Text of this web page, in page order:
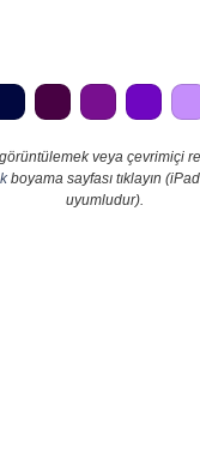
görüntülemek veya çevrimiçi
boyama sayfası tıklayın
uyumludur).